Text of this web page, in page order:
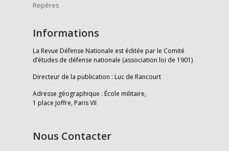
Repères
Informations
La Revue Défense Nationale est éditée par le Comité
d’études de défense nationale (association loi de 1901)
Directeur de la publication : Luc de Rancourt
Adresse géographique : École militaire,
1 place Joffre, Paris VII
Nous Contacter